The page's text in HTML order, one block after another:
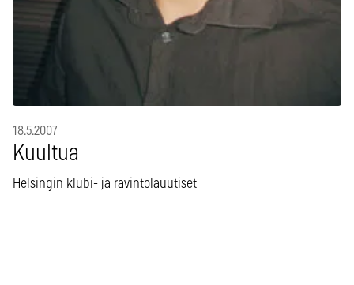
18.5.2007
Kuultua
Helsingin klubi- ja ravintolauutiset